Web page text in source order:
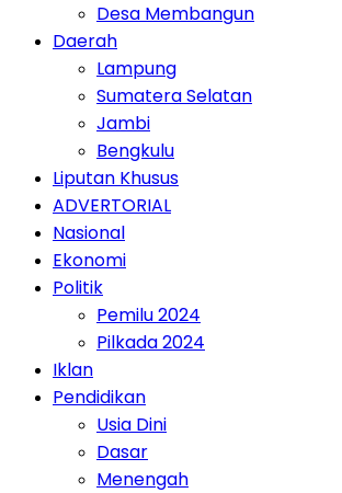
Desa Membangun
Daerah
Lampung
Sumatera Selatan
Jambi
Bengkulu
Liputan Khusus
ADVERTORIAL
Nasional
Ekonomi
Politik
Pemilu 2024
Pilkada 2024
Iklan
Pendidikan
Usia Dini
Dasar
Menengah